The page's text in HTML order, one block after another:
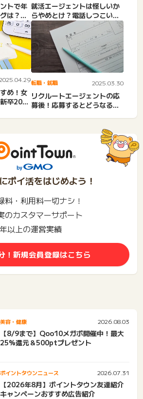
トで年
は？内
？給
就活エージェントは怪しいか
らやめとけ？電話しつこい・
ブラックばかり？闇の真相
や...
め！女
卒20
転職・就職 2025.03.30
リクルートエージェントの応
募後！応募するとどうなる？
ポイ活をはじめよう！
料・利用料一切ナシ！
のカスタマーサポート
以上の運営実績
！新規会員登録はこちら
美容・健康 2026.08.03
【8/9まで】Qoo10メガポ開催中！最大
25%還元＆500ptプレゼント
ポイントタウンニュース 2026.07.31
【2026年8月】ポイントタウン友達紹介
キャンペーンおすすめ広告紹介